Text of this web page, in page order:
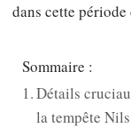
dans cette
Sommaire :
Détails
la tempête Nils